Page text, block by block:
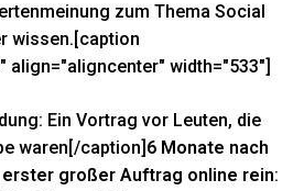
zum Thema Social
wissen.[caption
align="aligncenter" width="533"]
Ein Vortrag vor Leuten, die
waren[/caption] 6 Monate nach
großer Auftrag online rein: